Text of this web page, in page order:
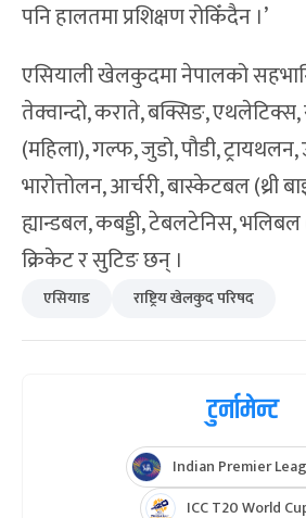
‘तयारी प्रशिक्षणका लागि अहिले २
पुग्दैन । नपुग रकम अर्थ मन्त्रालयले दिने
छ,’ उनले भने, ‘प्रशिक्षण करिब साढे
पनि हालतमा प्रशिक्षण रोकिँदैन ।’
एसियाली खेलकुदमा नेपालको
तेक्वान्दो, कराते, बक्सिङ,
(महिला), गल्फ, जुडो, पौडी, ट्रायथलन,
भारोत्तोलन, आर्चरी, बास्केटबल (थ्री
ह्यान्डबल, कबड्डी, टेबलटेनिस, भलिबल
राष्ट्रिय खेलकुद परिषद